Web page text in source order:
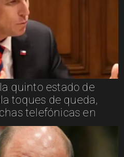
quinto estado de
toques de queda,
telefónicas en